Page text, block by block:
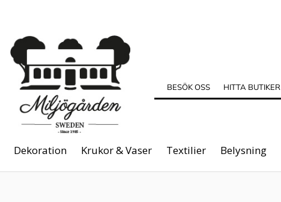
BESÖK OSS HITTA BUTIKER
Dekoration Krukor & Vaser Textilier Belysning